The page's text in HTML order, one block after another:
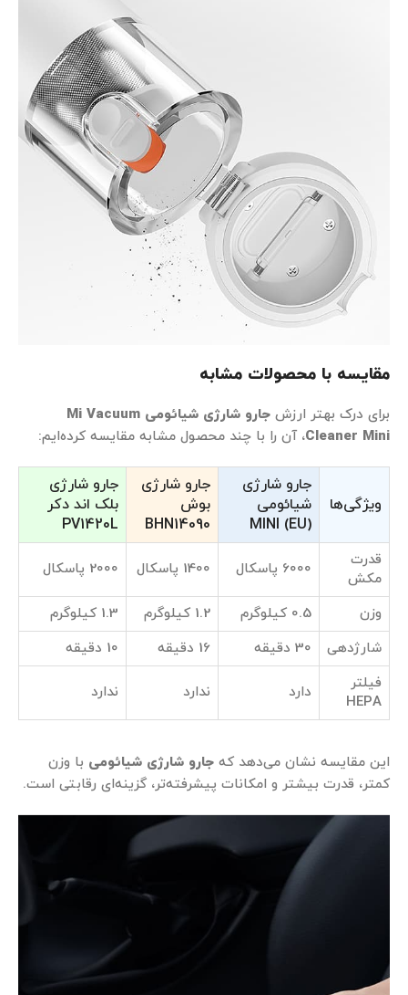
مقایسه با محصولات مشابه
برای درک بهتر ارزش جارو شارژی شیائومی Mi Vacuum
Cleaner Mini، آن را با چند محصول مشابه مقایسه کرده‌ایم:
ویژگی‌ها
جارو شارژی
شیائومی
MINI (EU)
جارو شارژی
بوش
BHN14090
جارو شارژی
بلک اند دکر
PV1420L
قدرت
مکش
6000 پاسکال 1400 پاسکال 2000 پاسکال
وزن 0.5 کیلوگرم 1.2 کیلوگرم
1.3 کیلوگرم
شارژدهی
30 دقیقه 16 دقیقه
10 دقیقه
فیلتر
HEPA
دارد ندارد ندارد
این مقایسه نشان می‌دهد که جارو شارژی شیائومی با وزن
کمتر، قدرت بیشتر و امکانات پیشرفته‌تر، گزینه‌ای رقابتی است.